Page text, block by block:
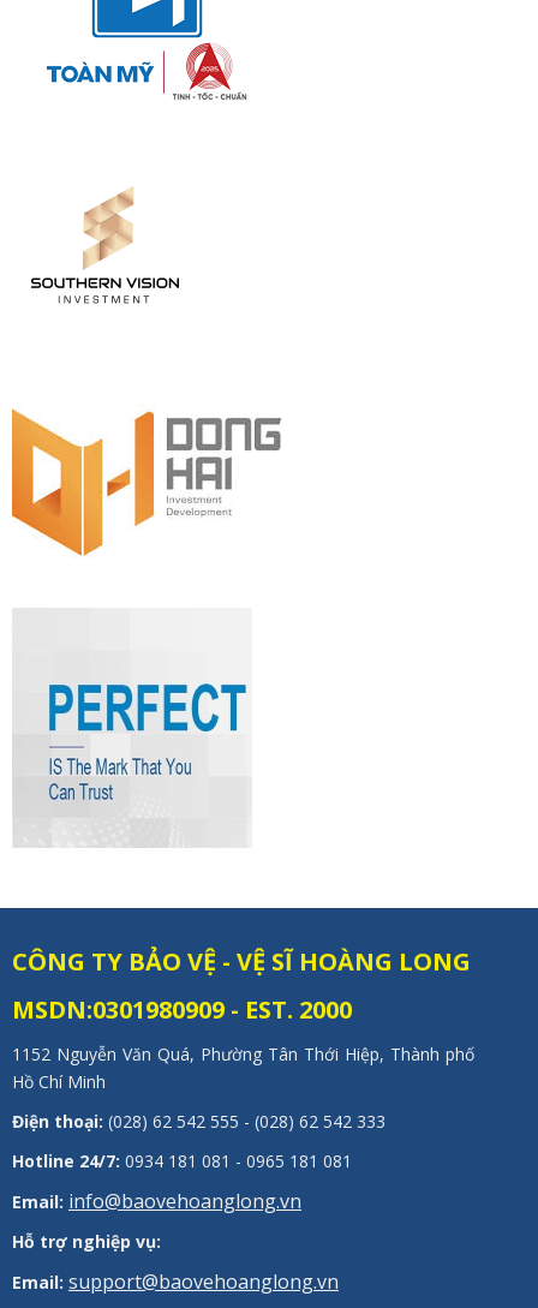
CÔNG TY BẢO VỆ - VỆ SĨ HOÀNG LONG
MSDN:0301980909 - EST. 2000
1152 Nguyễn Văn Quá, Phường Tân Thới Hiệp, Thành phố
Hồ Chí Minh
Điện thoại: (028) 62 542 555 - (028) 62 542 333
Hotline 24/7: 0934 181 081 - 0965 181 081
Email: info@baovehoanglong.vn
Hỗ trợ nghiệp vụ:
Email: support@baovehoanglong.vn